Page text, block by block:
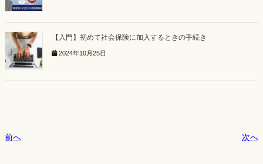
【入門】初めて社会保険に加入するときの手続き
2024年10月25日
前へ 次へ